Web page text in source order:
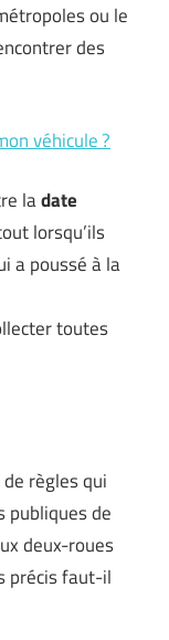
ou le
des
véhicule ?
ladate
lorsqu’ils
a poussé à la
toutes
règles qui
publiques de
deux-roues
précis faut-il